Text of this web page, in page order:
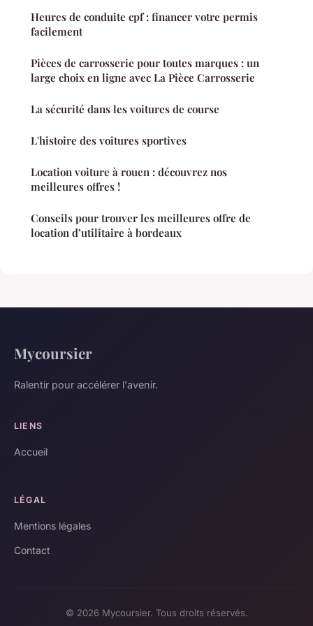
Heures de conduite cpf : financer votre permis
facilement
Pièces de carrosserie pour toutes marques : un
large choix en ligne avec La Pièce Carrosserie
La sécurité dans les voitures de course
L'histoire des voitures sportives
Location voiture à rouen : découvrez nos
meilleures offres !
Conseils pour trouver les meilleures offre de
location d’utilitaire à bordeaux
Mycoursier
Ralentir pour accélérer l'avenir.
LIENS
Accueil
LÉGAL
Mentions légales
Contact
© 2026 Mycoursier. Tous droits réservés.